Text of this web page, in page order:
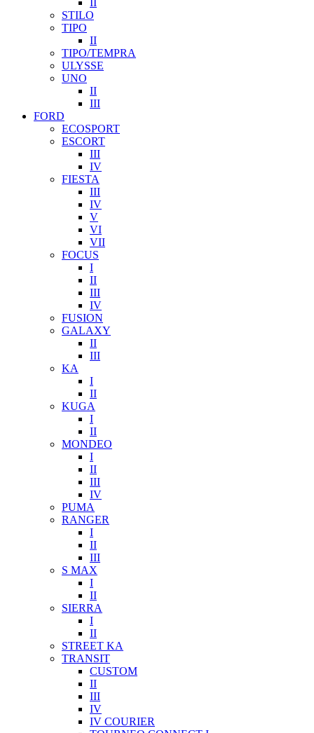
STILO
TIPO
II
TIPO/TEMPRA
ULYSSE
UNO
II
III
FORD
ECOSPORT
ESCORT
III
IV
FIESTA
III
IV
V
VI
VII
FOCUS
I
II
III
IV
FUSION
GALAXY
II
III
KA
I
II
KUGA
I
II
MONDEO
I
II
III
IV
PUMA
RANGER
I
II
III
S MAX
I
II
SIERRA
I
II
STREET KA
TRANSIT
CUSTOM
II
III
IV
IV COURIER